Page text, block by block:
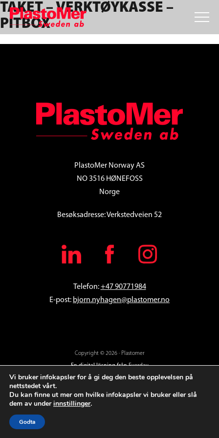
Skip
to
primary
navigation
Skip
to
main
content
Skip
to
footer
TAKET – VERKTØYKASSE –
PITBOX
PlastoMer Norway AS
NO 3516 HØNEFOSS
Norge
Besøksadresse: Verkstedveien 52
Telefon:+47 90771984
E-post: bjorn.nyhagen@plastomer.no
Copyright © 2026 · Plastomer
En digital lösning frånEverday
Vi bruker infokapsler for å gi deg den beste opplevelsen på
nettstedet vårt.
Du kan finne ut mer om hvilke infokapsler vi bruker eller slå
dem av underinnstillinger.
Godta